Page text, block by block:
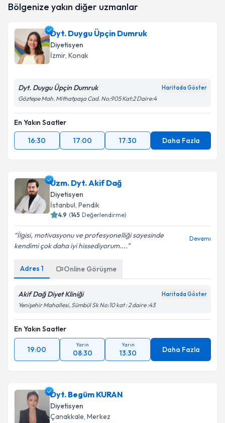
Bölgenize yakın diğer uzmanlar
Dyt. Duygu Üpçin Dumruk
Diyetisyen
İzmir, Konak
Dyt. Duygu Üpçin Dumruk Haritada Göster
Göztepe Mah. Mithatpaşa Cad. No:905 Kat:2 Daire:4
En Yakın Saatler
16:30
17:00 17:30 Daha Fazla
Uzm. Dyt. Akif Dağ
Diyetisyen
İstanbul, Pendik
4.9 (145 Değerlendirme)
İlgisi, motivasyonu ve profesyonelliği sayesinde
kendimi çok daha iyi hissediyorum....
Devamı
Adres 1 Online Görüşme
Akif Dağ Diyet Kliniği Haritada Göster
Yenişehir Mahallesi, Sümbül Sk No:10 kat : 2 daire :43
En Yakın Saatler
19:00
Yarın
08:30
Yarın
13:30 Daha Fazla
Dyt. Begüm KURAN
Diyetisyen
Çanakkale, Merkez